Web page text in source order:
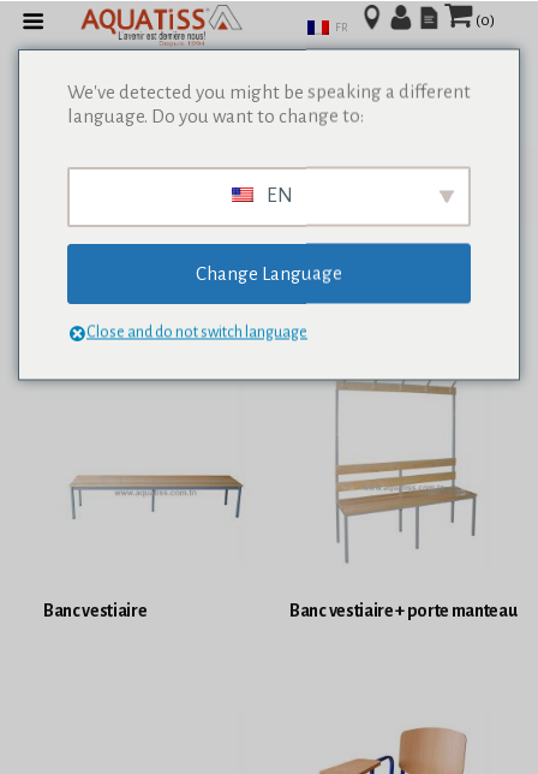
(0)
Banc vestiaire Banc vestiaire + porte manteau
FR
We've detected you might be speaking a different
language. Do you want to change to:
EN
Change Language
Close and do not switch language